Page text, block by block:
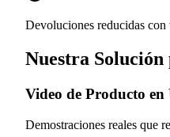
Devoluciones reducidas
Nuestra
Video de Producto en
Demostraciones reales que